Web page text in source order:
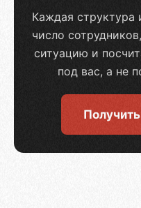
Каждая структура
число
ситуацию и
под вас, а не